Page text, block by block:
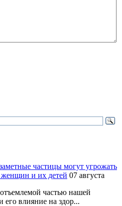
частицы могут угрожать
и их детей 07 августа
частью нашей
влияние на здор...